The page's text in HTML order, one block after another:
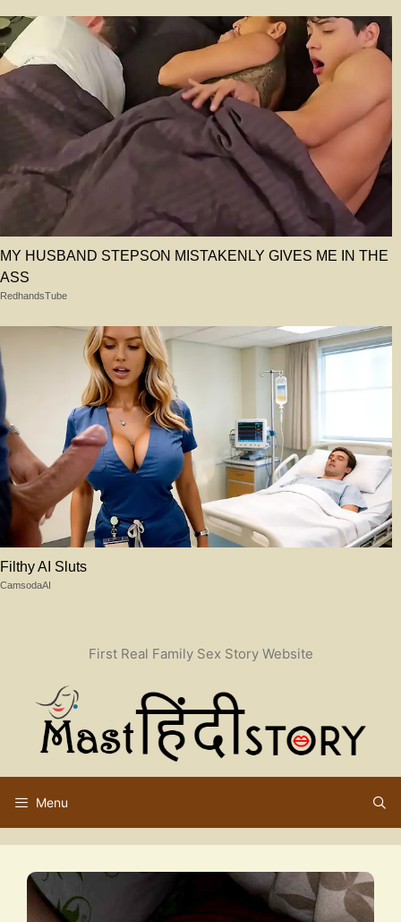
MY HUSBAND STEPSON MISTAKENLY GIVES ME IN THE
ASS
RedhandsTube
Filthy AI Sluts
CamsodaAI
First Real Family Sex Story Website
Menu